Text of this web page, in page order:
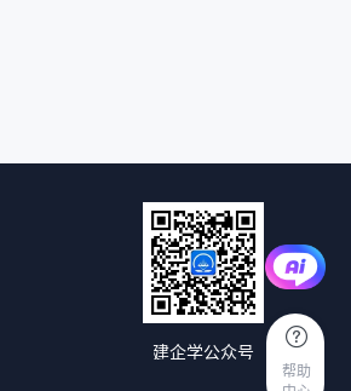
建企学公众号
帮助